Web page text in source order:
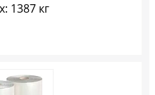
1387 кг